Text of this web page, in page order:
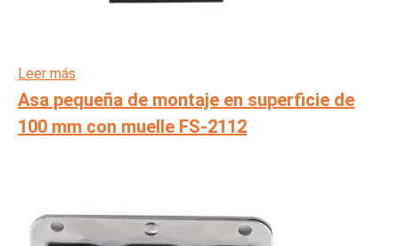
Leer más
Asa pequeña de montaje en superficie de
100 mm con muelle FS-2112